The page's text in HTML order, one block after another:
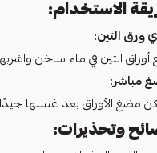
الاستخدام:
ورق التين:
أوراق التين في ماء ساخن
مباشر:
مضغ الأوراق بعد غسلها
وتحذيرات: